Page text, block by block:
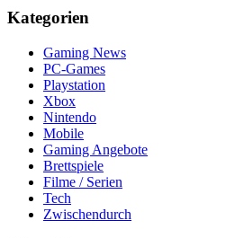
Kategorien
Gaming News
PC-Games
Playstation
Xbox
Nintendo
Mobile
Gaming Angebote
Brettspiele
Filme / Serien
Tech
Zwischendurch